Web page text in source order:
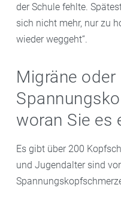
der Schule fehlte.
sich nicht mehr, nur zu
wieder weggeht“.
Migräne oder
woran Sie es
Es gibt über 200
und Jugendalter sind